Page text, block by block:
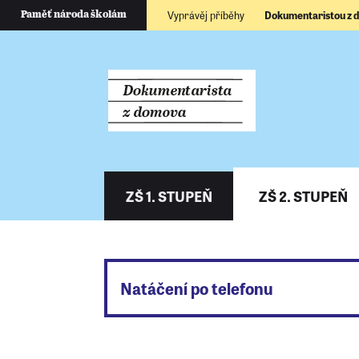
Paměť národa školám Vyprávěj příběhy Dokumentaristou z
ZŠ 1. STUPEŇ ZŠ 2. STUPEŇ
Natáčení po telefonu
Natáčení pamětníka po telefonu je